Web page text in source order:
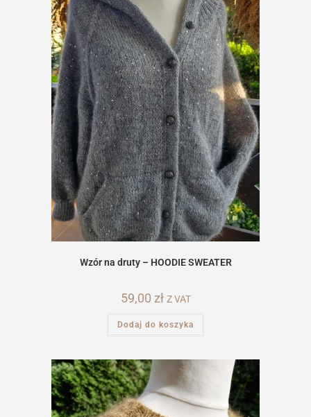
Wzór na druty – HOODIE SWEATER
59,00 zł Z VAT
Dodaj do koszyka